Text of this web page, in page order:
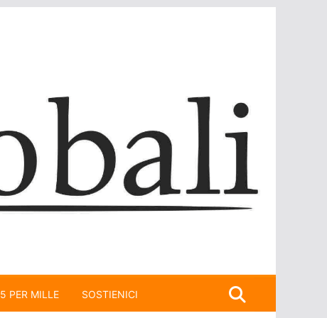
5 PER MILLE SOSTIENICI